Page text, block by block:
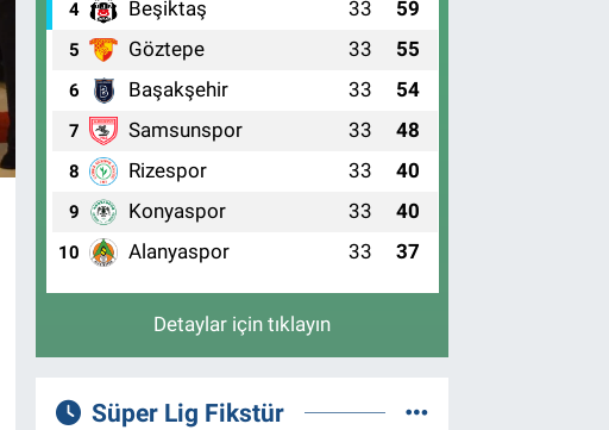
4 Beşiktaş 33 59
5 Göztepe 33 55
6 Başakşehir 33 54
7 Samsunspor 33 48
8 Rizespor 33 40
9 Konyaspor 33 40
10 Alanyaspor 33 37
Detaylar için tıklayın
Süper Lig Fikstür